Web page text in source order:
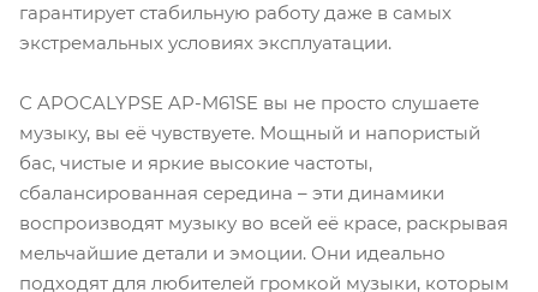
гарантирует стабильную работу даже в самых
экстремальных условиях эксплуатации.
С APOCALYPSE AP-M61SE вы не просто слушаете
музыку, вы её чувствуете. Мощный и напористый
бас, чистые и яркие высокие частоты,
сбалансированная середина – эти динамики
воспроизводят музыку во всей её красе, раскрывая
мельчайшие детали и эмоции. Они идеально
подходят для любителей громкой музыки, которым